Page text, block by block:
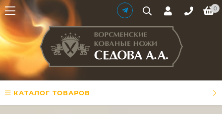
0
КАТАЛОГ ТОВАРОВ